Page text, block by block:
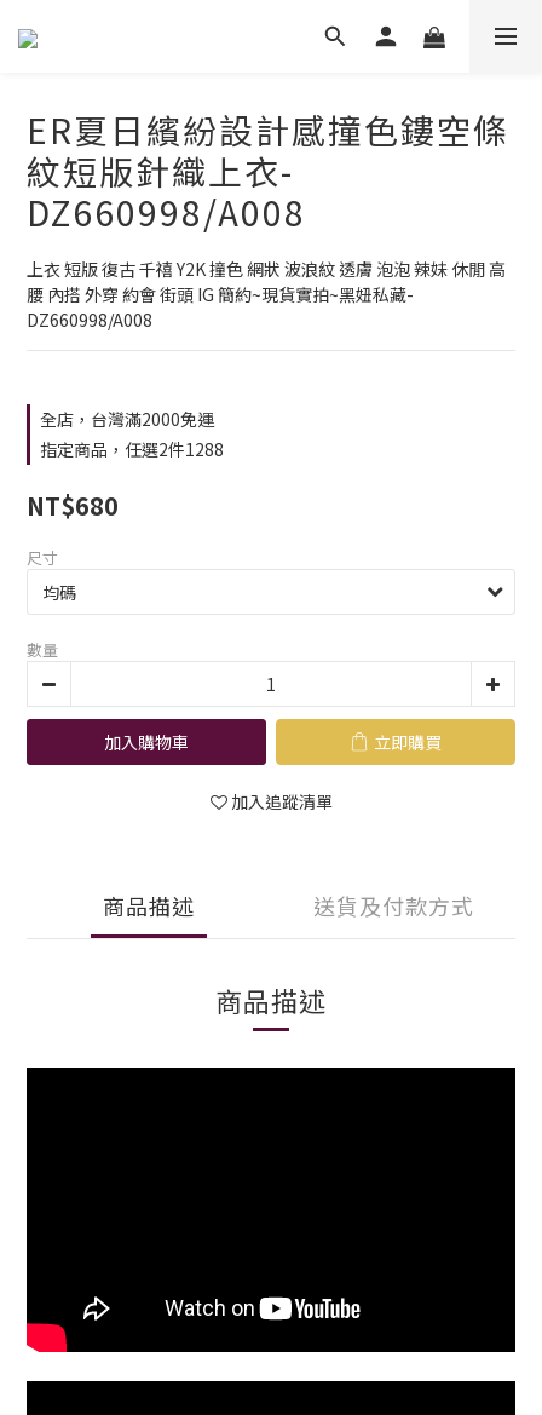
ER夏日繽紛設計感撞色鏤空條
紋短版針織上衣-
DZ660998/A008
上衣 短版 復古 千禧 Y2K 撞色 網狀 波浪紋 透膚 泡泡 辣妹 休閒 高
腰 內搭 外穿 約會 街頭 IG 簡約~現貨實拍~黑妞私藏-
DZ660998/A008
全店，台灣滿2000免運
指定商品，任選2件1288
NT$680
尺寸
數量
加入購物車 立即購買
加入追蹤清單
商品描述 送貨及付款方式
商品描述